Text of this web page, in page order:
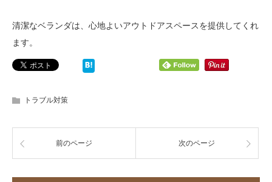
清潔なベランダは、心地よいアウトドアスペースを提供してくれ
ます。
トラブル対策
前のページ 次のページ